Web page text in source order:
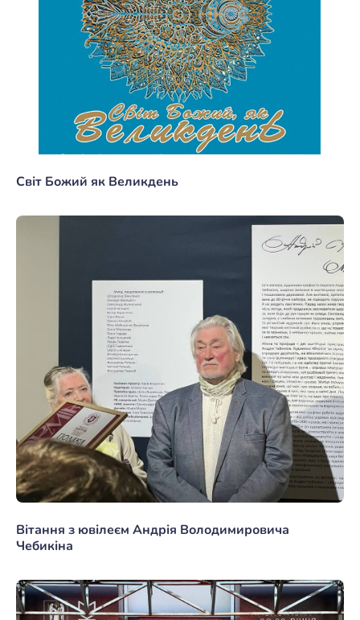
Світ Божий як Великдень
Вітання з ювілеєм Андрія Володимировича
Чебикіна